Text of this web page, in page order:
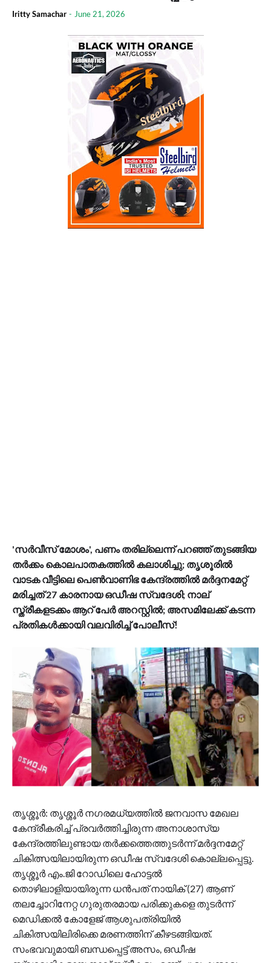
Iritty Samachar - June 21, 2026
'സര്‍വീസ് മോശം', പണം തരില്ലെന്ന് പറഞ്ഞ് തുടങ്ങിയ
തര്‍ക്കം കൊലപാതകത്തില്‍ കലാശിച്ചു; തൃശൂരില്‍
വാടക വീട്ടിലെ പെണ്‍വാണിഭ കേന്ദ്രത്തില്‍ മര്‍ദ്ദനമേറ്റ്
മരിച്ചത് 27 കാരനായ ഒഡീഷ സ്വദേശി; നാല്
സ്ത്രീകളടക്കം ആറ് പേര്‍ അറസ്റ്റില്‍; അസമിലേക്ക് കടന്ന
പ്രതികള്‍ക്കായി വലവിരിച്ച് പോലീസ്!
തൃശ്ശൂര്‍: തൃശ്ശൂര്‍ നഗരമധ്യത്തില്‍ ജനവാസ മേഖല
കേന്ദ്രീകരിച്ച് പ്രവര്‍ത്തിച്ചിരുന്ന അനാശാസ്യ
കേന്ദ്രത്തിലുണ്ടായ തര്‍ക്കത്തെത്തുടര്‍ന്ന് മര്‍ദ്ദനമേറ്റ്
ചികിത്സയിലായിരുന്ന ഒഡീഷ സ്വദേശി കൊല്ലപ്പെട്ടു.
തൃശ്ശൂര്‍ എം.ജി റോഡിലെ ഹോട്ടല്‍
തൊഴിലാളിയായിരുന്ന ധന്‍പത് നായിക് (27) ആണ്
തലച്ചോറിനേറ്റ ഗുരുതരമായ പരിക്കുകളെ തുടര്‍ന്ന്
മെഡിക്കല്‍ കോളേജ് ആശുപത്രിയില്‍
ചികിത്സയിലിരിക്കെ മരണത്തിന് കീഴടങ്ങിയത്.
സംഭവവുമായി ബന്ധപ്പെട്ട് അസം, ഒഡീഷ